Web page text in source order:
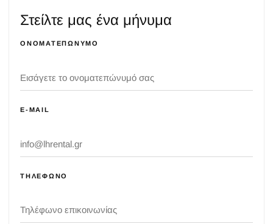
Στείλτε μας ένα μήνυμα
ΟΝΟΜΑΤΕΠΏΝΥΜΟ
E-MAIL
ΤΗΛΈΦΩΝΟ